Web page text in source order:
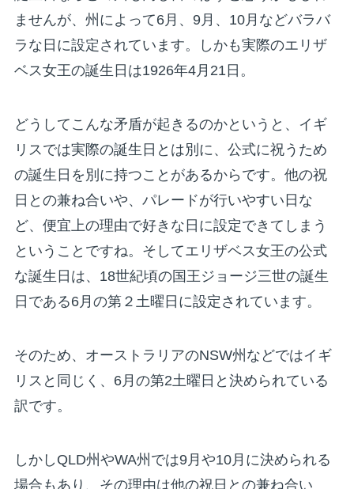
ませんが、州によって6月、9月、10月などバラバ
ラな日に設定されています。しかも実際のエリザ
ベス女王の誕生日は1926年4月21日。
どうしてこんな矛盾が起きるのかというと、イギ
リスでは実際の誕生日とは別に、公式に祝うため
の誕生日を別に持つことがあるからです。他の祝
日との兼ね合いや、パレードが行いやすい日な
ど、便宜上の理由で好きな日に設定できてしまう
ということですね。そしてエリザベス女王の公式
な誕生日は、18世紀頃の国王ジョージ三世の誕生
日である6月の第２土曜日に設定されています。
そのため、オーストラリアのNSW州などではイギ
リスと同じく、6月の第2土曜日と決められている
訳です。
しかしQLD州やWA州では9月や10月に決められる
場合もあり、その理由は他の祝日との兼ね合い